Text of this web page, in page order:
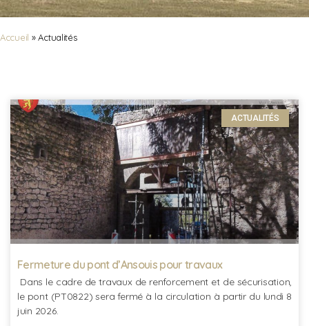
Accueil »Actualités
ACTUALITÉS
Fermeture du pont d’Ansouis pour travaux
Dans le cadre de travaux de renforcement et de sécurisation,
le pont (PT0822) sera fermé à la circulation à partir du lundi 8
juin 2026.